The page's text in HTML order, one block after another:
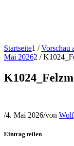
Startseite1 / Vorschau
Mai 20262 /
/4. Mai 2026/von
Eintrag teilen